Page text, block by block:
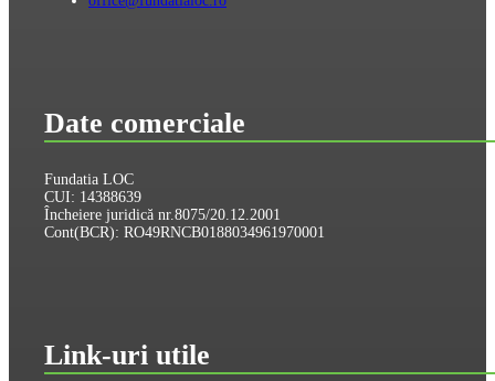
Date comerciale
Fundatia LOC
CUI: 14388639
Încheiere juridică nr.8075/20.12.2001
Cont(BCR): RO49RNCB0188034961970001
Link-uri utile